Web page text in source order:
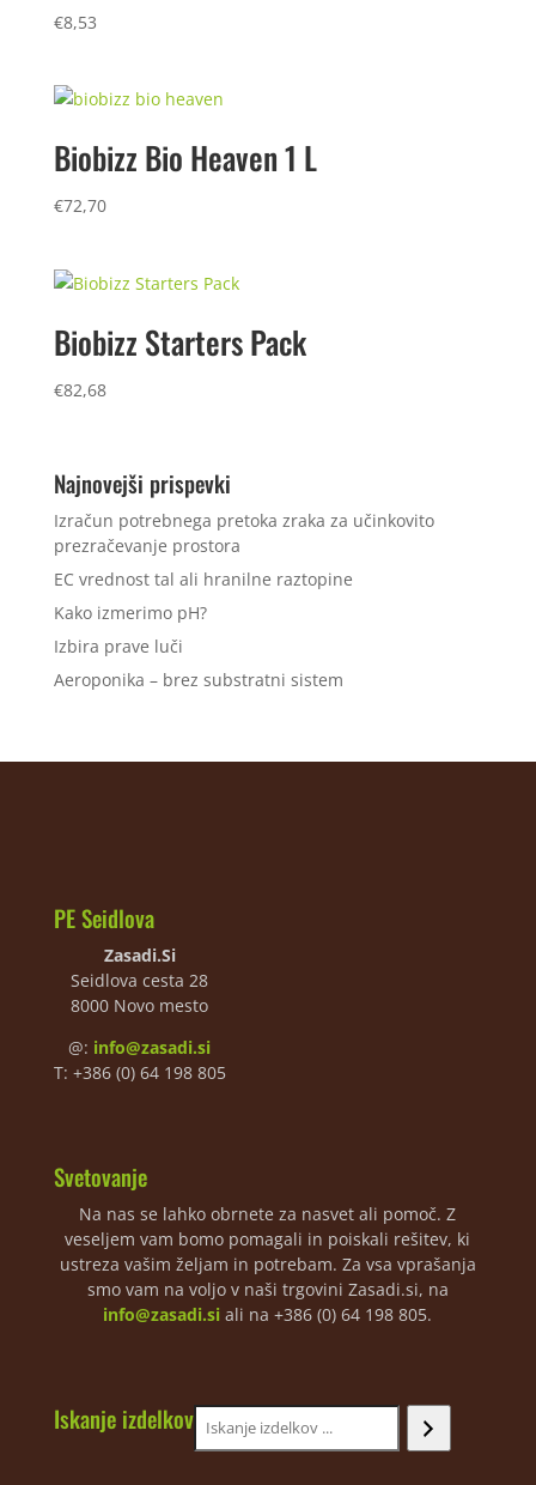
€8,53
Biobizz Bio Heaven 1 L
€72,70
Biobizz Starters Pack
€82,68
Najnovejši prispevki
Izračun potrebnega pretoka zraka za učinkovito
prezračevanje prostora
EC vrednost tal ali hranilne raztopine
Kako izmerimo pH?
Izbira prave luči
Aeroponika – brez substratni sistem
PE Seidlova
Zasadi.Si
Seidlova cesta 28
8000 Novo mesto
@: info@zasadi.si
T: +386 (0) 64 198 805
Svetovanje
Na nas se lahko obrnete za nasvet ali pomoč. Z
veseljem vam bomo pomagali in poiskali rešitev, ki
ustreza vašim željam in potrebam. Za vsa vprašanja
smo vam na voljo v naši trgovini Zasadi.si, na
info@zasadi.si ali na +386 (0) 64 198 805.
Iskanje izdelkov